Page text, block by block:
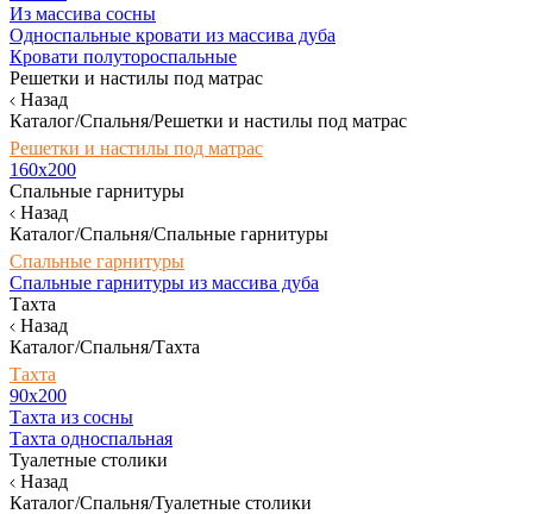
Из массива сосны
Односпальные кровати из массива дуба
Кровати полутороспальные
Решетки и настилы под матрас
Назад
Каталог/Спальня/Решетки и настилы под матрас
Решетки и настилы под матрас
160х200
Спальные гарнитуры
Назад
Каталог/Спальня/Спальные гарнитуры
Спальные гарнитуры
Спальные гарнитуры из массива дуба
Тахта
Назад
Каталог/Спальня/Тахта
Тахта
90х200
Тахта из сосны
Тахта односпальная
Туалетные столики
Назад
Каталог/Спальня/Туалетные столики